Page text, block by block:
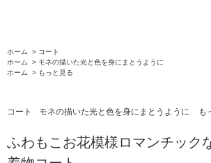
ホーム > コート
ホーム
> モネの描いた光と色を身にまとうように
ホーム
> もっと見る
コート モネの描いた光と色を身にまとうように も
ふわもこお花模様ロマンチック